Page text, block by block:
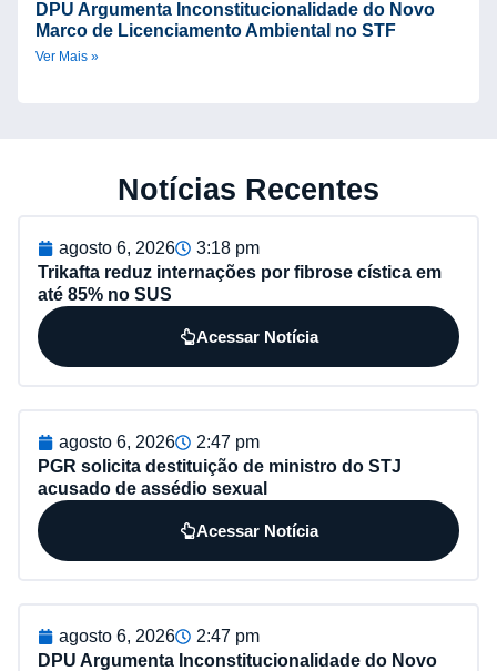
DPU Argumenta Inconstitucionalidade do Novo
Marco de Licenciamento Ambiental no STF
Ver Mais »
Notícias Recentes
agosto 6, 2026
3:18 pm
Trikafta reduz internações por fibrose cística em
até 85% no SUS
Acessar Notícia
agosto 6, 2026
2:47 pm
PGR solicita destituição de ministro do STJ
acusado de assédio sexual
Acessar Notícia
agosto 6, 2026
2:47 pm
DPU Argumenta Inconstitucionalidade do Novo